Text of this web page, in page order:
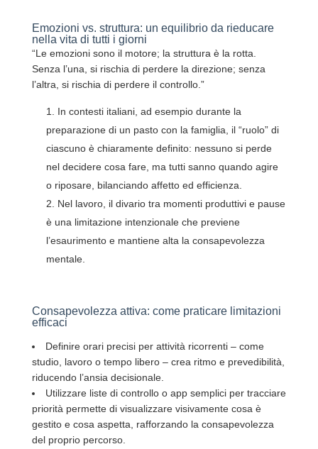
Emozioni vs. struttura: un equilibrio da rieducare
nella vita di tutti i giorni
“Le emozioni sono il motore; la struttura è la rotta.
Senza l’una, si rischia di perdere la direzione; senza
l’altra, si rischia di perdere il controllo.”
In contesti italiani, ad esempio durante la
preparazione di un pasto con la famiglia, il “ruolo” di
ciascuno è chiaramente definito: nessuno si perde
nel decidere cosa fare, ma tutti sanno quando agire
o riposare, bilanciando affetto ed efficienza.
Nel lavoro, il divario tra momenti produttivi e pause
è una limitazione intenzionale che previene
l’esaurimento e mantiene alta la consapevolezza
mentale.
Consapevolezza attiva: come praticare limitazioni
efficaci
Definire orari precisi per attività ricorrenti – come
studio, lavoro o tempo libero – crea ritmo e prevedibilità,
riducendo l’ansia decisionale.
Utilizzare liste di controllo o app semplici per tracciare
priorità permette di visualizzare visivamente cosa è
gestito e cosa aspetta, rafforzando la consapevolezza
del proprio percorso.